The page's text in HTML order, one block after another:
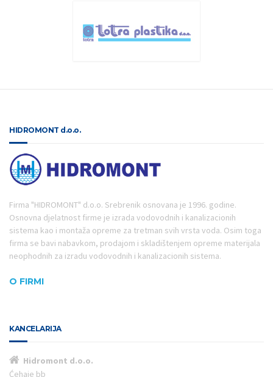
HIDROMONT d.o.o.
Firma "HIDROMONT" d.o.o. Srebrenik osnovana je 1996. godine.
Osnovna djelatnost firme je izrada vodovodnih i kanalizacionih
sistema kao i montaža opreme za tretman svih vrsta voda. Osim toga
firma se bavi nabavkom, prodajom i skladištenjem opreme materijala
neophodnih za izradu vodovodnih i kanalizacionih sistema.
O FIRMI
KANCELARIJA
Hidromont d.o.o.
Ćehaje bb